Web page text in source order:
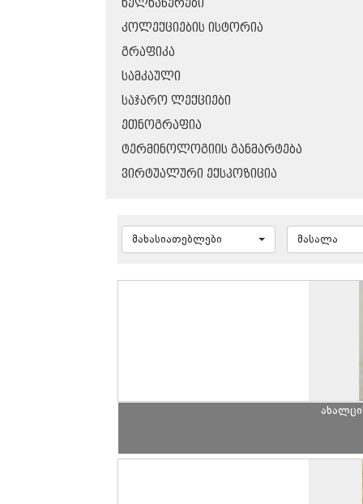
ᲮᲔᲚᲜᲐᲬᲔᲠᲔᲑᲘ
ᲙᲝᲚᲔᲥᲪᲘᲔᲑᲘᲡ ᲘᲡᲢᲝᲠᲘᲐ
ᲒᲠᲐᲤᲘᲙᲐ
ᲡᲐᲛᲙᲐᲣᲚᲘ
ᲡᲐᲯᲐᲠᲝ ᲚᲔᲥᲪᲘᲔᲑᲘ
ᲔᲗᲜᲝᲒᲠᲐᲤᲘᲐ
ᲢᲔᲠᲛᲘᲜᲝᲚᲝᲒᲘᲘᲡ ᲒᲐᲜᲛᲐᲠᲢᲔᲑᲐ
ᲕᲘᲠᲢᲣᲐᲚᲣᲠᲘ ᲔᲥᲡᲞᲝᲖᲘᲪᲘᲐ
მახასიათებლები მასალა